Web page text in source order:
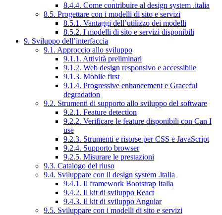
8.4.4. Come contribuire al design system .italia
8.5. Progettare con i modelli di sito e servizi
8.5.1. Vantaggi dell’utilizzo dei modelli
8.5.2. I modelli di sito e servizi disponibili
9. Sviluppo dell’interfaccia
9.1. Approccio allo sviluppo
9.1.1. Attività preliminari
9.1.2. Web design responsivo e accessibile
9.1.3. Mobile first
9.1.4. Progressive enhancement e Graceful
degradation
9.2. Strumenti di supporto allo sviluppo del software
9.2.1. Feature detection
9.2.2. Verificare le feature disponibili con Can I
use
9.2.3. Strumenti e risorse per CSS e JavaScript
9.2.4. Supporto browser
9.2.5. Misurare le prestazioni
9.3. Catalogo del riuso
9.4. Sviluppare con il design system .italia
9.4.1. Il framework Bootstrap Italia
9.4.2. Il kit di sviluppo React
9.4.3. Il kit di sviluppo Angular
9.5. Sviluppare con i modelli di sito e servizi